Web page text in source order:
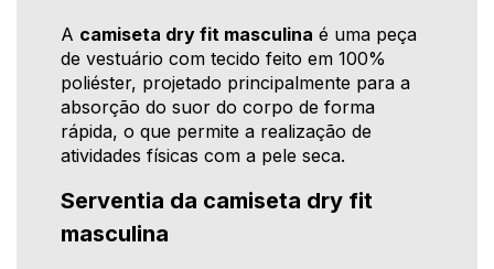
A camiseta dry fit masculina é uma peça
de vestuário com tecido feito em 100%
poliéster, projetado principalmente para a
absorção do suor do corpo de forma
rápida, o que permite a realização de
atividades físicas com a pele seca.
Serventia da camiseta dry fit
masculina